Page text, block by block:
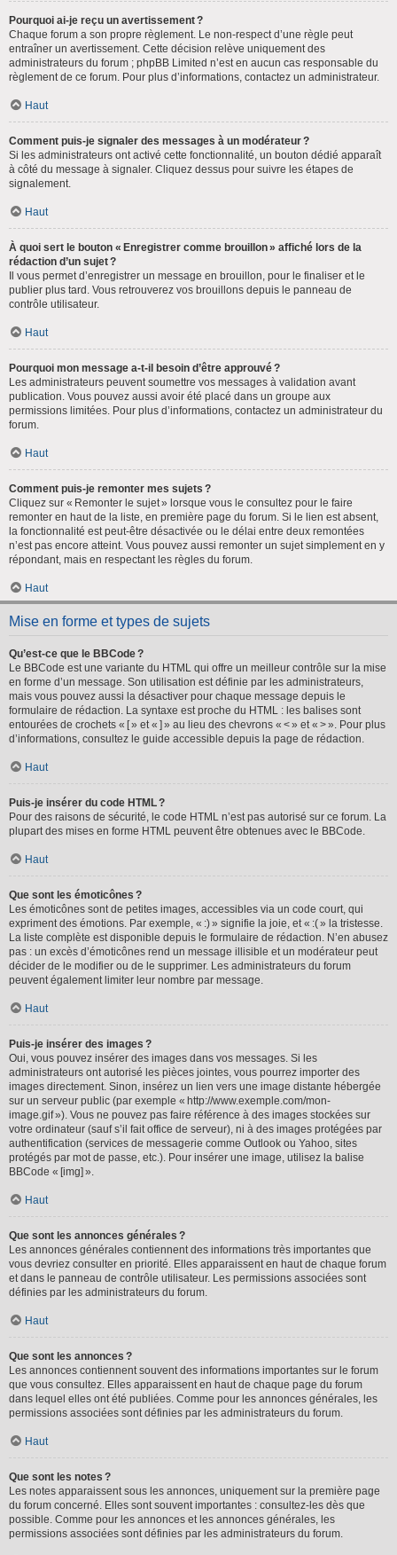
Pourquoi ai-je reçu un avertissement ?
Chaque forum a son propre règlement. Le non-respect d’une règle peut
entraîner un avertissement. Cette décision relève uniquement des
administrateurs du forum ; phpBB Limited n’est en aucun cas responsable du
règlement de ce forum. Pour plus d’informations, contactez un administrateur.
Haut
Comment puis-je signaler des messages à un modérateur ?
Si les administrateurs ont activé cette fonctionnalité, un bouton dédié apparaît
à côté du message à signaler. Cliquez dessus pour suivre les étapes de
signalement.
Haut
À quoi sert le bouton « Enregistrer comme brouillon » affiché lors de la
rédaction d’un sujet ?
Il vous permet d’enregistrer un message en brouillon, pour le finaliser et le
publier plus tard. Vous retrouverez vos brouillons depuis le panneau de
contrôle utilisateur.
Haut
Pourquoi mon message a-t-il besoin d’être approuvé ?
Les administrateurs peuvent soumettre vos messages à validation avant
publication. Vous pouvez aussi avoir été placé dans un groupe aux
permissions limitées. Pour plus d’informations, contactez un administrateur du
forum.
Haut
Comment puis-je remonter mes sujets ?
Cliquez sur « Remonter le sujet » lorsque vous le consultez pour le faire
remonter en haut de la liste, en première page du forum. Si le lien est absent,
la fonctionnalité est peut-être désactivée ou le délai entre deux remontées
n’est pas encore atteint. Vous pouvez aussi remonter un sujet simplement en y
répondant, mais en respectant les règles du forum.
Haut
Mise en forme et types de sujets
Qu’est-ce que le BBCode ?
Le BBCode est une variante du HTML qui offre un meilleur contrôle sur la mise
en forme d’un message. Son utilisation est définie par les administrateurs,
mais vous pouvez aussi la désactiver pour chaque message depuis le
formulaire de rédaction. La syntaxe est proche du HTML : les balises sont
entourées de crochets « [ » et « ] » au lieu des chevrons « < » et « > ». Pour plus
d’informations, consultez le guide accessible depuis la page de rédaction.
Haut
Puis-je insérer du code HTML ?
Pour des raisons de sécurité, le code HTML n’est pas autorisé sur ce forum. La
plupart des mises en forme HTML peuvent être obtenues avec le BBCode.
Haut
Que sont les émoticônes ?
Les émoticônes sont de petites images, accessibles via un code court, qui
expriment des émotions. Par exemple, « :) » signifie la joie, et « :( » la tristesse.
La liste complète est disponible depuis le formulaire de rédaction. N’en abusez
pas : un excès d’émoticônes rend un message illisible et un modérateur peut
décider de le modifier ou de le supprimer. Les administrateurs du forum
peuvent également limiter leur nombre par message.
Haut
Puis-je insérer des images ?
Oui, vous pouvez insérer des images dans vos messages. Si les
administrateurs ont autorisé les pièces jointes, vous pourrez importer des
images directement. Sinon, insérez un lien vers une image distante hébergée
sur un serveur public (par exemple « http://www.exemple.com/mon-
image.gif »). Vous ne pouvez pas faire référence à des images stockées sur
votre ordinateur (sauf s’il fait office de serveur), ni à des images protégées par
authentification (services de messagerie comme Outlook ou Yahoo, sites
protégés par mot de passe, etc.). Pour insérer une image, utilisez la balise
BBCode « [img] ».
Haut
Que sont les annonces générales ?
Les annonces générales contiennent des informations très importantes que
vous devriez consulter en priorité. Elles apparaissent en haut de chaque forum
et dans le panneau de contrôle utilisateur. Les permissions associées sont
définies par les administrateurs du forum.
Haut
Que sont les annonces ?
Les annonces contiennent souvent des informations importantes sur le forum
que vous consultez. Elles apparaissent en haut de chaque page du forum
dans lequel elles ont été publiées. Comme pour les annonces générales, les
permissions associées sont définies par les administrateurs du forum.
Haut
Que sont les notes ?
Les notes apparaissent sous les annonces, uniquement sur la première page
du forum concerné. Elles sont souvent importantes : consultez-les dès que
possible. Comme pour les annonces et les annonces générales, les
permissions associées sont définies par les administrateurs du forum.